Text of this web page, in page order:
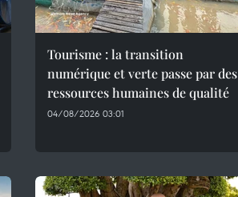
Tourisme : la transition
numérique et verte passe par des
ressources humaines de qualité
04/08/2026 03:01